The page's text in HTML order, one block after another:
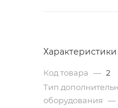
Характеристики
Код товара — 2
Тип
оборудования —